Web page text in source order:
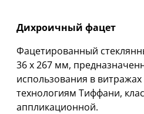
Дихроичный фацет
Фацетированный
36 х 267 мм,
использования в
технологиям Тиффани,
аппликационной.